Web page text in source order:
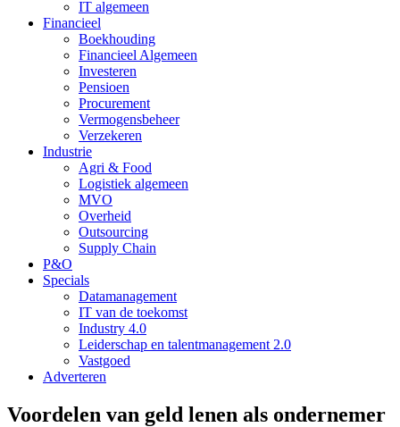
IT algemeen
Financieel
Boekhouding
Financieel Algemeen
Investeren
Pensioen
Procurement
Vermogensbeheer
Verzekeren
Industrie
Agri & Food
Logistiek algemeen
MVO
Overheid
Outsourcing
Supply Chain
P&O
Specials
Datamanagement
IT van de toekomst
Industry 4.0
Leiderschap en talentmanagement 2.0
Vastgoed
Adverteren
Voordelen van geld lenen als ondernemer